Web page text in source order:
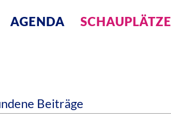
AGENDA SCHAUPLÄTZE
Beiträge